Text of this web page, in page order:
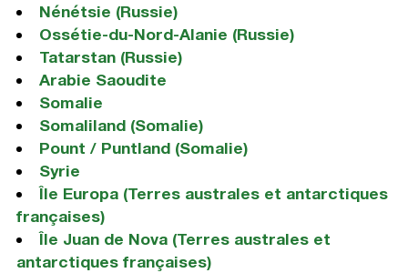
Nénétsie (Russie)
Ossétie-du-Nord-Alanie (Russie)
Tatarstan (Russie)
Arabie Saoudite
Somalie
Somaliland (Somalie)
Pount / Puntland (Somalie)
Syrie
Île Europa (Terres australes et antarctiques
françaises)
Île Juan de Nova (Terres australes et
antarctiques françaises)